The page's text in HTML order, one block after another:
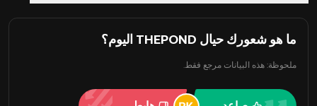
ما هو شعورك حيال THEPOND اليوم؟
ملحوظة: هذه البيانات مرجع فقط.